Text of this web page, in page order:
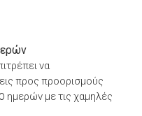
να
προς προορισμούς
ημερών με τις χαμηλές